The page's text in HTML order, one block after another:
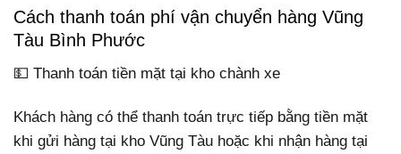
Cách thanh toán phí vận chuyển hàng Vũng
Tàu Bình Phước
💵 Thanh toán tiền mặt tại kho chành xe
Khách hàng có thể thanh toán trực tiếp bằng tiền mặt
khi gửi hàng tại kho Vũng Tàu hoặc khi nhận hàng tại